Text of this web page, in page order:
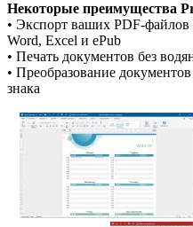
Некоторые преимущества
• Экспорт ваших PDF-
Word, Excel и ePub
• Печать документов без
• Преобразование
знака